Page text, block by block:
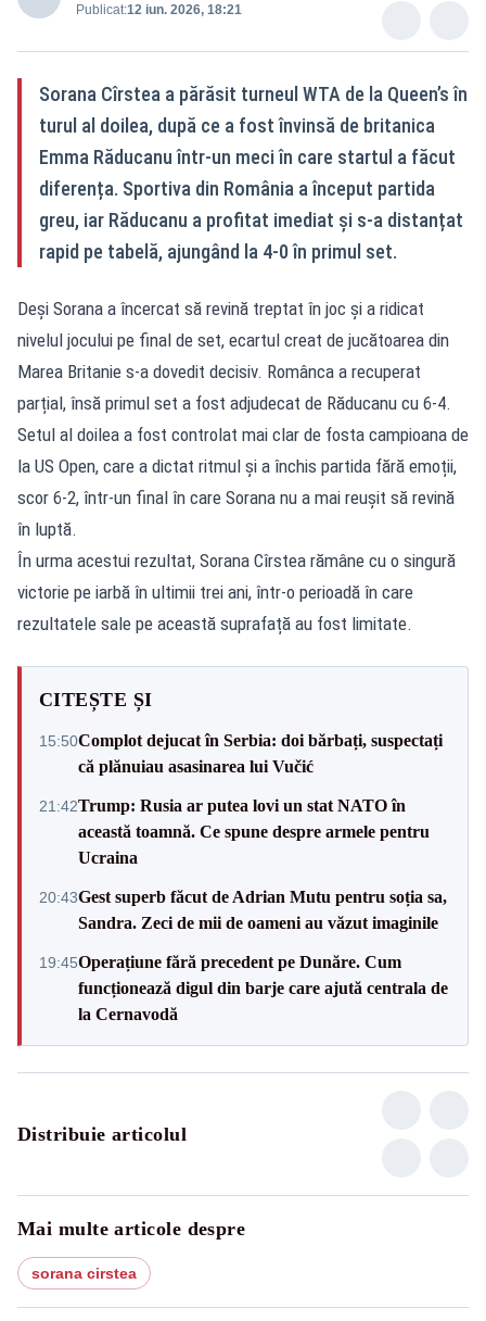
Publicat:12 iun. 2026, 18:21
Sorana Cîrstea a părăsit turneul WTA de la Queen’s în
turul al doilea, după ce a fost învinsă de britanica
Emma Răducanu într-un meci în care startul a făcut
diferența. Sportiva din România a început partida
greu, iar Răducanu a profitat imediat și s-a distanțat
rapid pe tabelă, ajungând la 4-0 în primul set.
Deși Sorana a încercat să revină treptat în joc și a ridicat
nivelul jocului pe final de set, ecartul creat de jucătoarea din
Marea Britanie s-a dovedit decisiv. Românca a recuperat
parțial, însă primul set a fost adjudecat de Răducanu cu 6-4.
Setul al doilea a fost controlat mai clar de fosta campioana de
la US Open, care a dictat ritmul și a închis partida fără emoții,
scor 6-2, într-un final în care Sorana nu a mai reușit să revină
în luptă.
În urma acestui rezultat, Sorana Cîrstea rămâne cu o singură
victorie pe iarbă în ultimii trei ani, într-o perioadă în care
rezultatele sale pe această suprafață au fost limitate.
CITEȘTE ȘI
15:50Complot dejucat în Serbia: doi bărbați, suspectați
că plănuiau asasinarea lui Vučić
21:42Trump: Rusia ar putea lovi un stat NATO în
această toamnă. Ce spune despre armele pentru
Ucraina
20:43Gest superb făcut de Adrian Mutu pentru soția sa,
Sandra. Zeci de mii de oameni au văzut imaginile
19:45Operațiune fără precedent pe Dunăre. Cum
funcționează digul din barje care ajută centrala de
la Cernavodă
Distribuie articolul
Mai multe articole despre
sorana cirstea